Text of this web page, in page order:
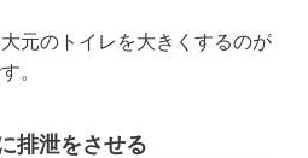
元のトイレを大きくするのが
。
排泄をさせる